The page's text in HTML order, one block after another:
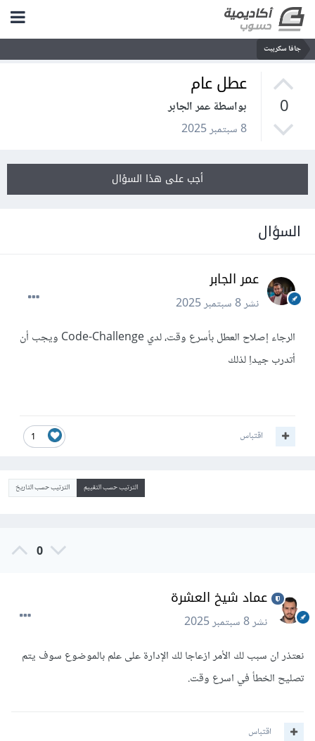
جافا سكريبت
0
عطل عام
بواسطة عمر الجابر
8 سبتمبر 2025
أجب على هذا السؤال
السؤال
عمر الجابر
نشر8 سبتمبر 2025
الرجاء إصلاح العطل بأسرع وقت، لدي Code-Challenge ويجب أن
أتدرب جيداِ لذلك
1 اقتباس
الترتيب حسب التقييم الترتيب حسب التاريخ
0
عماد شيخ العشرة
نشر8 سبتمبر 2025
نعتذر ان سبب لك الأمر ازعاجا لك الإدارة على علم بالموضوع سوف يتم
تصليح الخطأ في اسرع وقت.
اقتباس